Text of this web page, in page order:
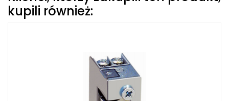
kupili również: